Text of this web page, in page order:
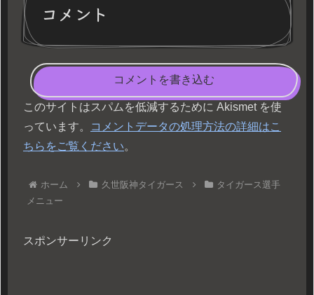
コメント
コメントを書き込む
このサイトはスパムを低減するために Akismet を使
っています。
コメントデータの処理方法の詳細はこ
ちらをご覧ください。
ホーム 久世阪神タイガース
タイガース選手
メニュー
スポンサーリンク